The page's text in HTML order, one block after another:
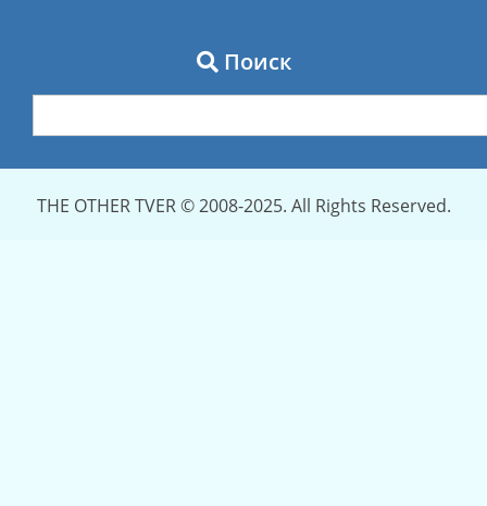
Поиск
THE OTHER TVER © 2008-2025. All Rights Reserved.